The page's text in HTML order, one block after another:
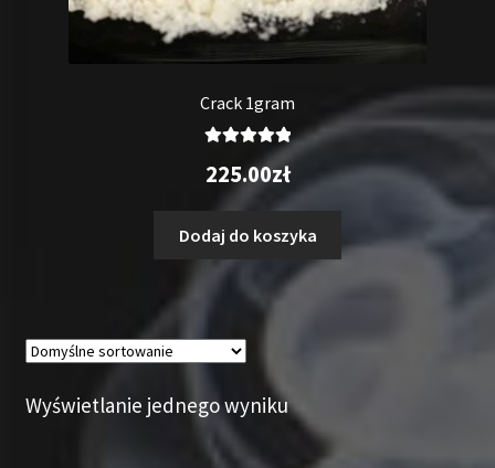
Crack 1gram
Oceniono
5.00na 5
225.00zł
Dodaj do koszyka
Wyświetlanie jednego wyniku